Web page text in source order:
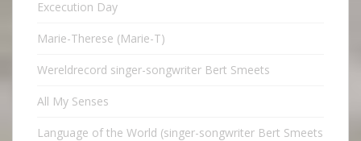
Excecution Day
Marie-Therese (Marie-T)
Wereldrecord singer-songwriter Bert Smeets
All My Senses
Language of the World (singer-songwriter Bert Smeets